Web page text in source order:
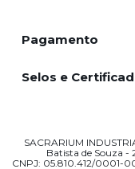
Pagamento
Selos e
SACRARIUM
Batista de Souza -
CNPJ: 05.810.412/0001-